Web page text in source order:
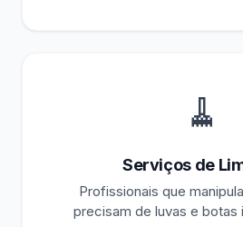
🧹
Serviços de
Profissionais que
precisam de luvas e botas